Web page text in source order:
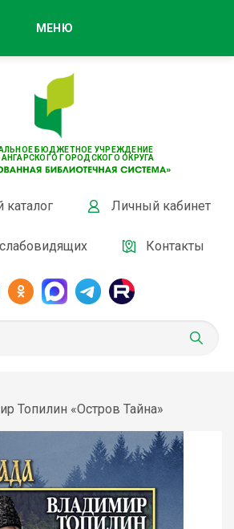
БЮДЖЕТНОЕ УЧРЕЖДЕНИЕ
АНГАРСКОГО ГОРОДСКОГО ОКРУГА
Личный кабинет
Контакты
МЕНЮ
Топилин «Остров Тайна»